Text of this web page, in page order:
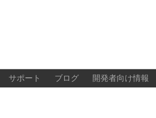
サポート ブログ 開発者向け情報